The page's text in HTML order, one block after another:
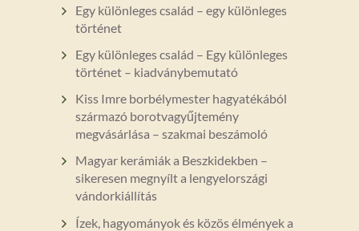
Egy különleges család – egy különleges
történet
Egy különleges család – Egy különleges
történet – kiadványbemutató
Kiss Imre borbélymester hagyatékából
származó borotvagyűjtemény
megvásárlása – szakmai beszámoló
Magyar kerámiák a Beszkidekben –
sikeresen megnyílt a lengyelországi
vándorkiállítás
Ízek, hagyományok és közös élmények a